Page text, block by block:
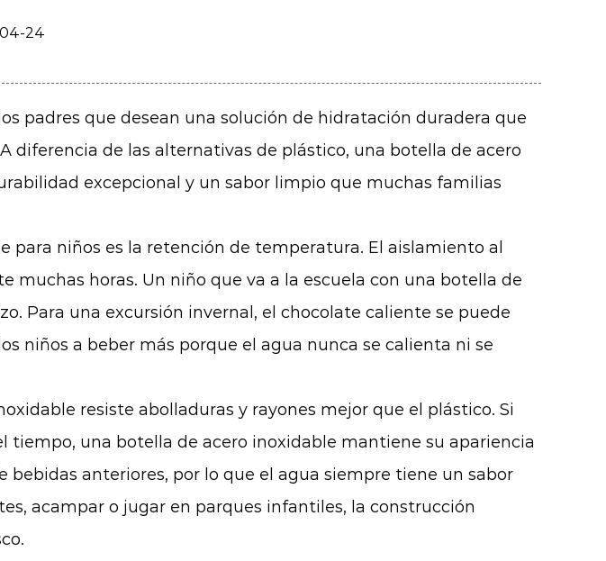
24
padres que desean una solución de hidratación duradera que
de las alternativas de plástico, una botella de acero
excepcional y un sabor limpio que muchas familias
niños es la retención de temperatura. El aislamiento al
horas. Un niño que va a la escuela con una botella de
Para una excursión invernal, el chocolate caliente se puede
niños a beber más porque el agua nunca se calienta ni se
resiste abolladuras y rayones mejor que el plástico. Si
una botella de acero inoxidable mantiene su apariencia
anteriores, por lo que el agua siempre tiene un sabor
acampar o jugar en parques infantiles, la construcción